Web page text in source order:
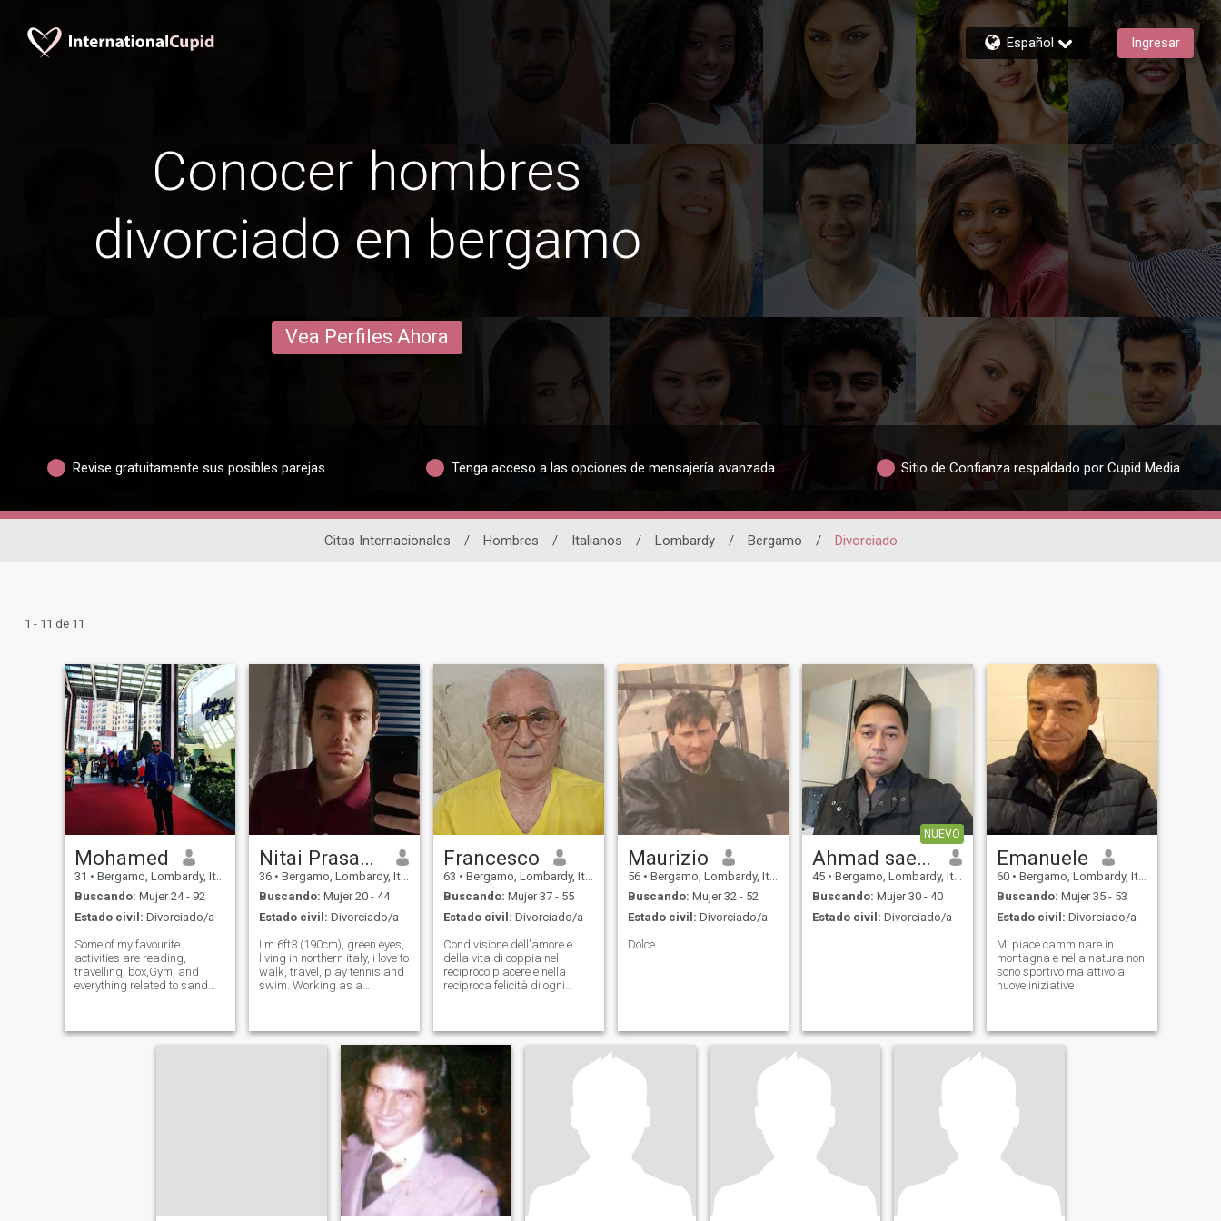
Español Ingresar
Conocer hombres
divorciado en bergamo
Vea Perfiles Ahora
Revise gratuitamente sus posibles parejas Tenga acceso a las opciones de mensajería avanzada Sitio de Confianza respaldado por Cupid Media
Citas Internacionales / Hombres / Italianos / Lombardy / Bergamo / Divorciado
1 - 11 de 11
Mohamed
31 • Bergamo, Lombardy, Italia
Buscando: Mujer 24 - 92
Estado civil: Divorciado/a
Some of my favourite
activities are reading,
travelling, box,Gym, and
everything related to sand
drinked, have no bad habits
Nitai Prasad Brioli
36 • Bergamo, Lombardy, Italia
Buscando: Mujer 20 - 44
Estado civil: Divorciado/a
I'm 6ft3 (190cm), green eyes,
living in northern italy, i love to
walk, travel, play tennis and
swim. Working as a
also keeping fit and
practising tennis. I like to
Francesco
63 • Bergamo, Lombardy, Italia
Buscando: Mujer 37 - 55
Estado civil: Divorciado/a
Condivisione dell'amore e
della vita di coppia nel
reciproco piacere e nella
reciproca felicità di ogni
Maurizio
56 • Bergamo, Lombardy, Italia
Buscando: Mujer 32 - 52
Estado civil: Divorciado/a
Dolce
NUEVO
Ahmad saeed
45 • Bergamo, Lombardy, Italia
Buscando: Mujer 30 - 40
Estado civil: Divorciado/a
Emanuele
60 • Bergamo, Lombardy, Italia
Buscando: Mujer 35 - 53
Estado civil: Divorciado/a
Mi piace camminare in
montagna e nella natura non
sono sportivo ma attivo a
nuove iniziative